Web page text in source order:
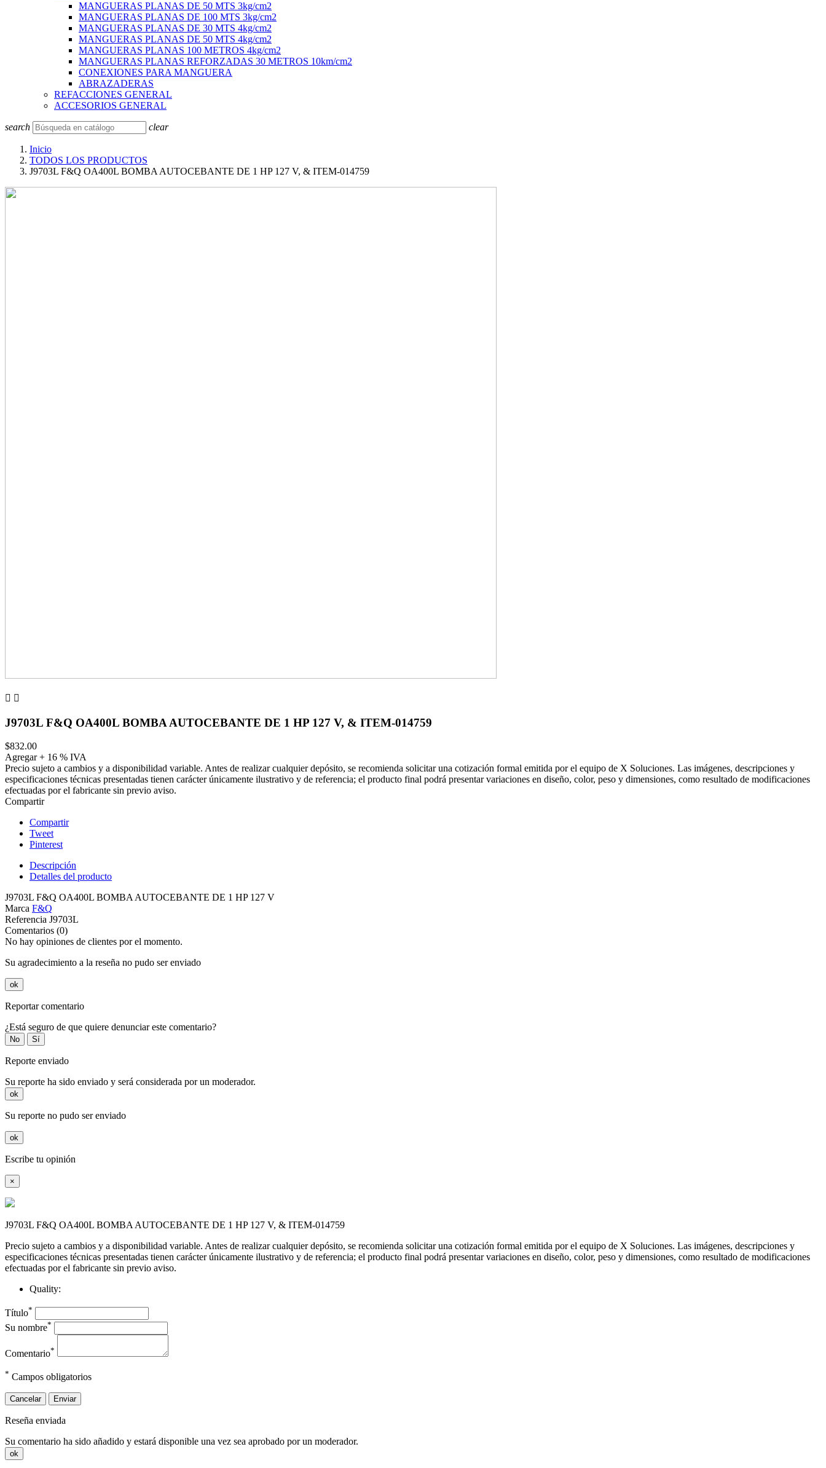
MANGUERAS PLANAS DE 50 MTS 3kg/cm2
MANGUERAS PLANAS DE 100 MTS 3kg/cm2
MANGUERAS PLANAS DE 30 MTS 4kg/cm2
MANGUERAS PLANAS DE 50 MTS 4kg/cm2
MANGUERAS PLANAS 100 METROS 4kg/cm2
MANGUERAS PLANAS REFORZADAS 30 METROS 10km/cm2
CONEXIONES PARA MANGUERA
ABRAZADERAS
REFACCIONES GENERAL
ACCESORIOS GENERAL
search clear
Inicio
TODOS LOS PRODUCTOS
J9703L F&Q OA400L BOMBA AUTOCEBANTE DE 1 HP 127 V, & ITEM-014759
 
J9703L F&Q OA400L BOMBA AUTOCEBANTE DE 1 HP 127 V, & ITEM-014759
$832.00
Agregar + 16 % IVA
Precio sujeto a cambios y a disponibilidad variable. Antes de realizar cualquier depósito, se recomienda solicitar una cotización formal emitida por el equipo de X Soluciones. Las imágenes, descripciones y
especificaciones técnicas presentadas tienen carácter únicamente ilustrativo y de referencia; el producto final podrá presentar variaciones en diseño, color, peso y dimensiones, como resultado de modificaciones
efectuadas por el fabricante sin previo aviso.
Compartir
Compartir
Tweet
Pinterest
Descripción
Detalles del producto
J9703L F&Q OA400L BOMBA AUTOCEBANTE DE 1 HP 127 V
Marca F&Q
Referencia J9703L
Comentarios (0)
No hay opiniones de clientes por el momento.
Su agradecimiento a la reseña no pudo ser enviado
ok
Reportar comentario
¿Está seguro de que quiere denunciar este comentario?
No Sí
Reporte enviado
Su reporte ha sido enviado y será considerada por un moderador.
ok
Su reporte no pudo ser enviado
ok
Escribe tu opinión
×
J9703L F&Q OA400L BOMBA AUTOCEBANTE DE 1 HP 127 V, & ITEM-014759
Precio sujeto a cambios y a disponibilidad variable. Antes de realizar cualquier depósito, se recomienda solicitar una cotización formal emitida por el equipo de X Soluciones. Las imágenes, descripciones y
especificaciones técnicas presentadas tienen carácter únicamente ilustrativo y de referencia; el producto final podrá presentar variaciones en diseño, color, peso y dimensiones, como resultado de modificaciones
efectuadas por el fabricante sin previo aviso.
Quality:
Título*
Su nombre*
Comentario*
* Campos obligatorios
Cancelar Enviar
Reseña enviada
Su comentario ha sido añadido y estará disponible una vez sea aprobado por un moderador.
ok